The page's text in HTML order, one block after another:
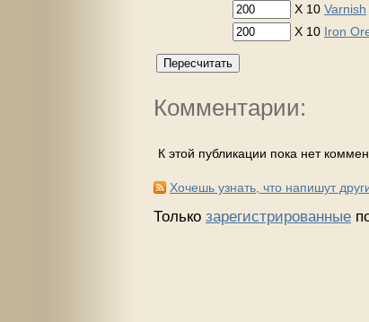
X 10 Varnish
X 10 Iron
Пересчитать
Комментарии:
К этой публикации пока нет
Хочешь узнать, что напишут
Только зарегистрированные